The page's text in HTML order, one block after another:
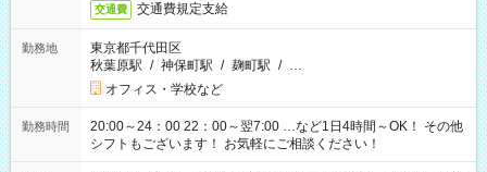
交通費 交通費規定支給
勤務地
東京都千代田区
秋葉原駅 / 神保町駅 / 麹町駅 / …
オフィス・学校など
勤務時間
20:00～24：00 22：00～翌7:00 …など1日4時間～OK！ その他
シフトもございます！ お気軽にご相談ください！